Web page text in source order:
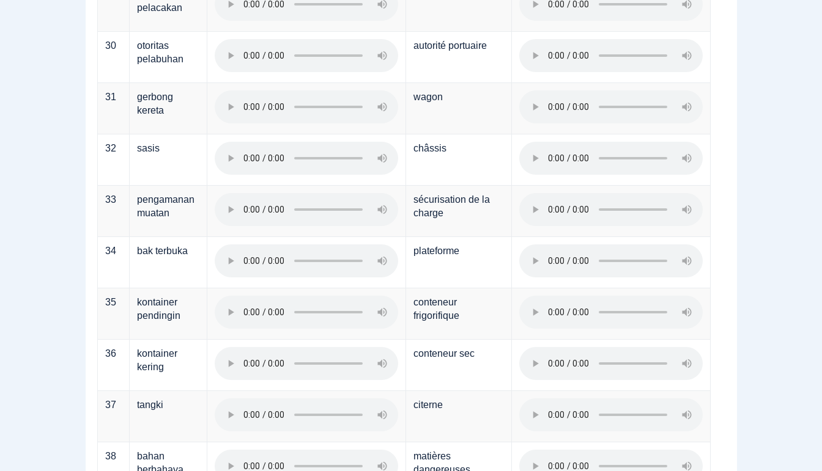
pelacakan
30
otoritas
pelabuhan
autorité portuaire
31
gerbong
kereta
wagon
32 sasis châssis
33
pengamanan
muatan
sécurisation de la
charge
34 bak terbuka plateforme
35
kontainer
pendingin
conteneur
frigorifique
36
kontainer
kering
conteneur sec
37 tangki citerne
38
bahan
matières